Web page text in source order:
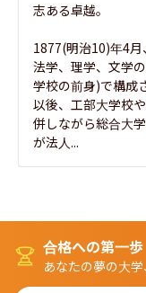
志ある卓越。
1877(明治10)年4月
法学、理学、文学
学校の前身)で構成
以後、工部大学校
併しながら総合大
が法人...
合格への第一歩
あなたの夢の大